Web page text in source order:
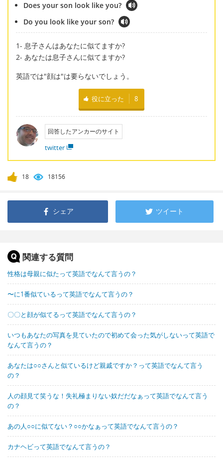
Does your son look like you?
Do you look like your son?
1- 息子さんはあなたに似てますか?
2- あなたは息子さんに似てますか?
英語では"顔は"は要らないでしょう。
役に立った 8
回答したアンカーのサイト
twitter
18 18156
シェア ツイート
関連する質問
性格は母親に似たって英語でなんて言うの？
〜に1番似ているって英語でなんて言うの？
〇〇と顔が似てるって英語でなんて言うの？
いつもあなたの写真を見ていたので初めて会った気がしないって英語で
なんて言うの？
あなたは○○さんと似ているけど親戚ですか？って英語でなんて言う
の？
人の顔見て笑うな！失礼極まりない奴だだなぁって英語でなんて言う
の？
あの人○○に似てない？○○かなぁって英語でなんて言うの？
カナヘビって英語でなんて言うの？